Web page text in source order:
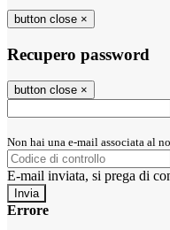
button close ×
Recupero password
button close ×
Non hai una e-mail associata al
E-mail inviata, si prega di
Errore